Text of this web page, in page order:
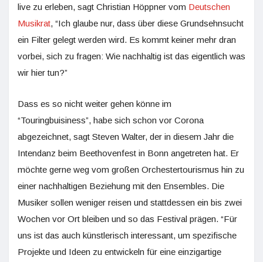
live zu erleben, sagt Christian Höppner vom Deutschen
Musikrat, “Ich glaube nur, dass über diese Grundsehnsucht
ein Filter gelegt werden wird. Es kommt keiner mehr dran
vorbei, sich zu fragen: Wie nachhaltig ist das eigentlich was
wir hier tun?”
Dass es so nicht weiter gehen könne im
“Touringbuisiness”, habe sich schon vor Corona
abgezeichnet, sagt Steven Walter, der in diesem Jahr die
Intendanz beim Beethovenfest in Bonn angetreten hat. Er
möchte gerne weg vom großen Orchestertourismus hin zu
einer nachhaltigen Beziehung mit den Ensembles. Die
Musiker sollen weniger reisen und stattdessen ein bis zwei
Wochen vor Ort bleiben und so das Festival prägen. “Für
uns ist das auch künstlerisch interessant, um spezifische
Projekte und Ideen zu entwickeln für eine einzigartige